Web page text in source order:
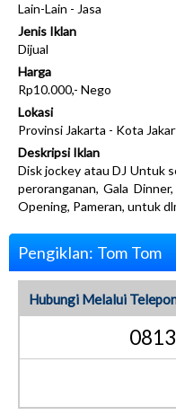
Lain-Lain - Jasa
Jenis Iklan
Dijual
Harga
Rp10.000,- Nego
Lokasi
Provinsi Jakarta - Kota
Deskripsi Iklan
Disk jockey atau DJ Untuk
peroranganan, Gala
Opening, Pameran, untuk
Pengiklan: Tom Tom
Hubungi Melalui